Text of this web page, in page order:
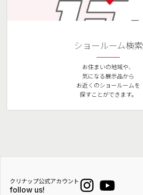
ショールーム検索
お住まいの地域や、
気になる展示品から
お近くのショールームを
探すことができます。
クリナップ公式アカウント
follow us!